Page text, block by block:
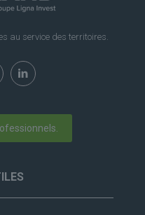
au service des territoires.